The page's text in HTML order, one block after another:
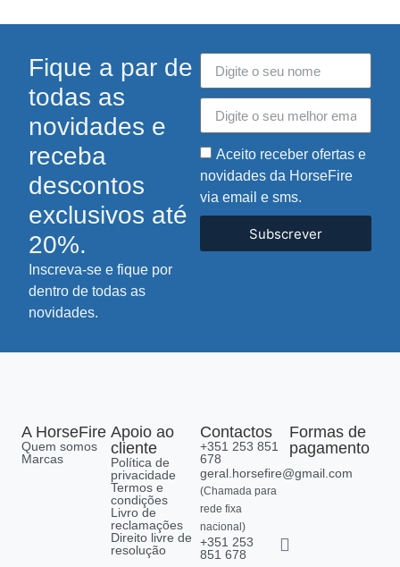
Fique a par de
todas as
novidades e
receba
descontos
exclusivos até
20%.
Inscreva-se e fique por
dentro de todas as
novidades.
Aceito receber ofertas e
novidades da HorseFire
via email e sms.
Subscrever
A HorseFire
Quem somos
Marcas
Apoio ao
cliente
Política de
privacidade
Termos e
condições
Livro de
reclamações
Direito livre de
resolução
Contactos
+351 253 851
678
geral.horsefire@gmail.com
(Chamada para
rede fixa
nacional)
+351 253
851 678
Formas de
pagamento